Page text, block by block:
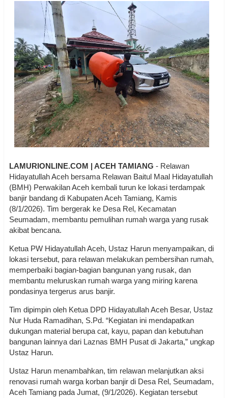
LAMURIONLINE.COM | ACEH TAMIANG - Relawan
Hidayatullah Aceh bersama Relawan Baitul Maal Hidayatullah
(BMH) Perwakilan Aceh kembali turun ke lokasi terdampak
banjir bandang di Kabupaten Aceh Tamiang, Kamis
(8/1/2026). Tim bergerak ke Desa Rel, Kecamatan
Seumadam, membantu pemulihan rumah warga yang rusak
akibat bencana.
Ketua PW Hidayatullah Aceh, Ustaz Harun menyampaikan, di
lokasi tersebut, para relawan melakukan pembersihan rumah,
memperbaiki bagian-bagian bangunan yang rusak, dan
membantu meluruskan rumah warga yang miring karena
pondasinya tergerus arus banjir.
Tim dipimpin oleh Ketua DPD Hidayatullah Aceh Besar, Ustaz
Nur Huda Ramadihan, S.Pd. “Kegiatan ini mendapatkan
dukungan material berupa cat, kayu, papan dan kebutuhan
bangunan lainnya dari Laznas BMH Pusat di Jakarta,” ungkap
Ustaz Harun.
Ustaz Harun menambahkan, tim relawan melanjutkan aksi
renovasi rumah warga korban banjir di Desa Rel, Seumadam,
Aceh Tamiang pada Jumat, (9/1/2026). Kegiatan tersebut